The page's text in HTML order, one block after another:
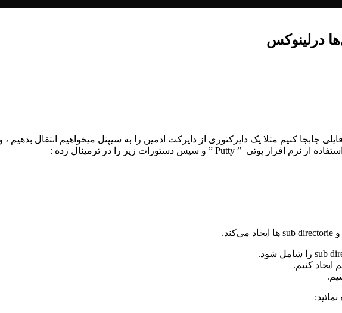
جابجا کنیم مثلا یک دایرکتوری از دایرکت ادمین را به سیپنل میخواهیم انتقال بدهیم